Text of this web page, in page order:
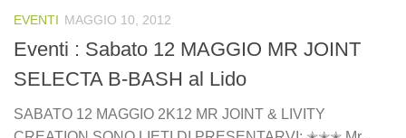
EVENTI MAGGIO 10, 2012
Eventi : Sabato 12 MAGGIO MR JOINT
SELECTA B-BASH al Lido
SABATO 12 MAGGIO 2K12 MR JOINT & LIVITY